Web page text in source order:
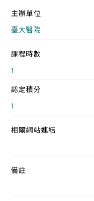
主辦單位
臺大醫院
課程時數
1
認定積分
1
相關網站連結
備註